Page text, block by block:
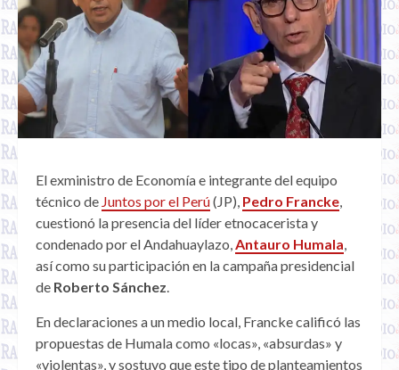
El exministro de Economía e integrante del equipo
técnico de Juntos por el Perú(JP), Pedro Francke
cuestionó la presencia del líder etnocacerista y
condenado por el Andahuaylazo, Antauro Humala
así como su participación en la campaña presidencial
de Roberto Sánchez
En declaraciones a un medio local, Francke calificó las
propuestas de Humala como «locas», «absurdas» y
«violentas», y sostuvo que este tipo de planteamientos